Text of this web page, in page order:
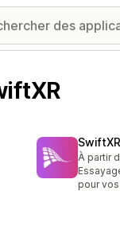
À partir
pour